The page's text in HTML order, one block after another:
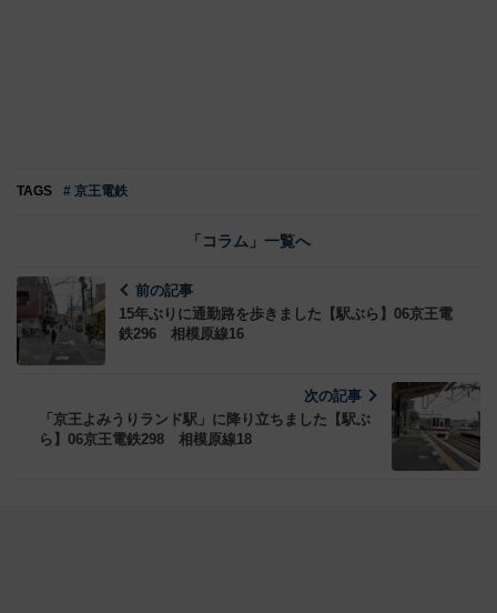
TAGS # 京王電鉄
「コラム」一覧へ
前の記事
15年ぶりに通勤路を歩きました【駅ぶら】06京王電
鉄296 相模原線16
次の記事
「京王よみうりランド駅」に降り立ちました【駅ぶ
ら】06京王電鉄298 相模原線18